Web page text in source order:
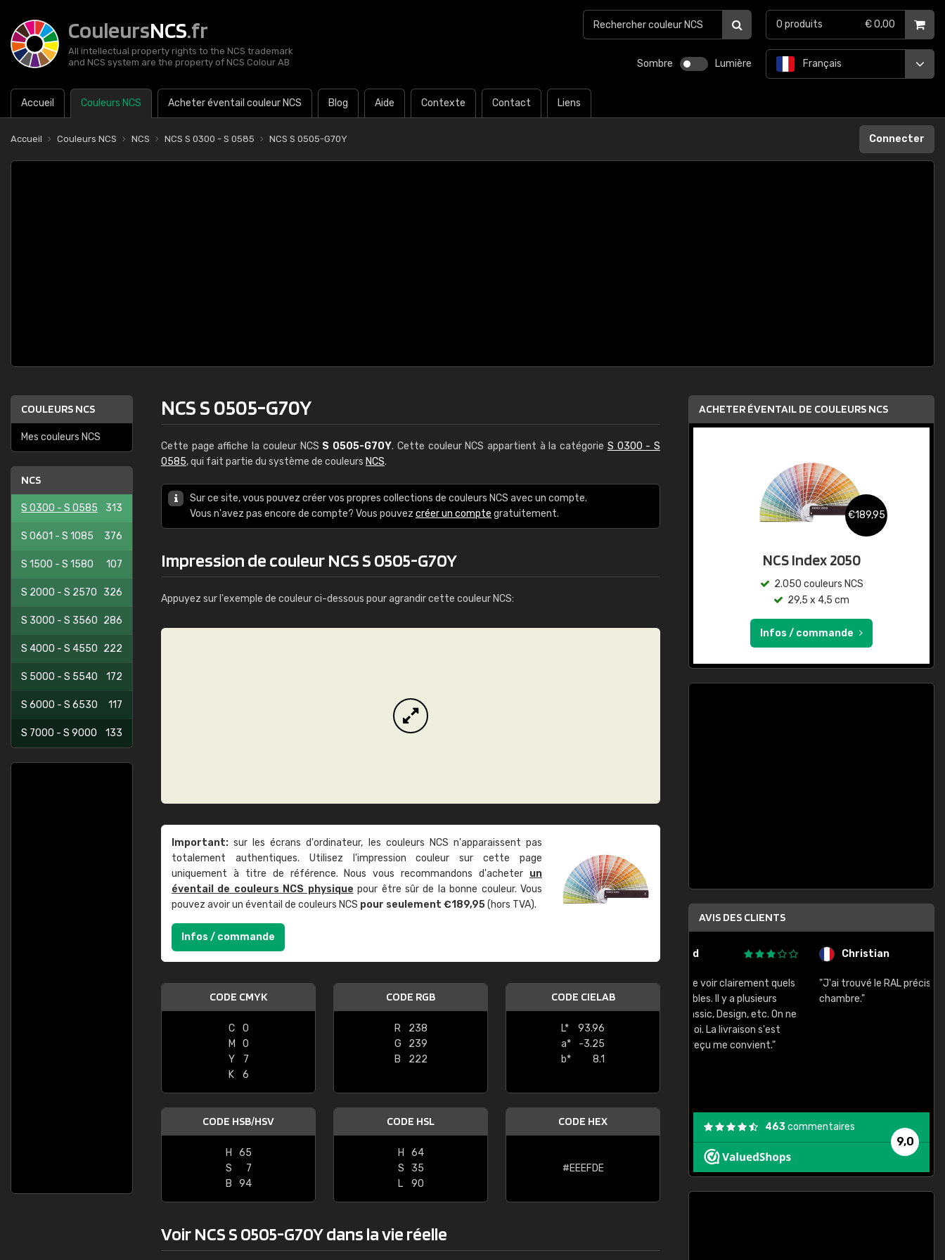
CouleursNCS.fr
All intellectual property rights to the NCS trademark
and NCS system are the property of NCS Colour AB
Sombre Lumière
Accueil Couleurs NCS Acheter éventail couleur NCS Blog Aide Contexte Contact Liens
Français
0 produits € 0,00
Accueil Couleurs NCS NCS NCS S 0300 - S 0585 NCS S 0505-G70Y Connecter
COULEURS NCS
Mes couleurs NCS
NCS
S 0300 - S 0585 313
S 0601 - S 1085 376
S 1500 - S 1580 107
S 2000 - S 2570 326
S 3000 - S 3560 286
S 4000 - S 4550 222
S 5000 - S 5540 172
S 6000 - S 6530 117
S 7000 - S 9000 133
NCS S 0505-G70Y
Cette page affiche la couleur NCS S 0505-G70Y. Cette couleur NCS appartient à la catégorie S 0300 - S
0585, qui fait partie du système de couleurs NCS.
Sur ce site, vous pouvez créer vos propres collections de couleurs NCS avec un compte.
Vous n'avez pas encore de compte? Vous pouvez créer un compte gratuitement.
Impression de couleur NCS S 0505-G70Y
Appuyez sur l'exemple de couleur ci-dessous pour agrandir cette couleur NCS:
Important: sur les écrans d'ordinateur, les couleurs NCS n'apparaissent pas
totalement authentiques. Utilisez l'impression couleur sur cette page
uniquement à titre de référence. Nous vous recommandons d'acheter un
éventail de couleurs NCS physique pour être sûr de la bonne couleur. Vous
pouvez avoir un éventail de couleurs NCS pour seulement €189,95(hors TVA).
Infos / commande
CODE CMYK
C
0
M
0
Y
7
K
6
CODE RGB
R
238
G
239
B
222
CODE CIELAB
L*
93.96
a*
-3.25
b*
8.1
CODE HSB/HSV
H
65
S
7
B
94
CODE HSL
H
64
S
35
L
90
CODE HEX
#EEEFDE
Voir NCS S 0505-G70Y dans la vie réelle
ACHETER ÉVENTAIL DE COULEURS NCS
€189,95
NCS Index 2050
2.050 couleurs NCS
29,5 x 4,5 cm
Infos / commande
AVIS DES CLIENTS
"Le site ne permet pas de voir clairement quels
sont les produits disponibles. Il y a plusieurs
palettes de couleurs: Classic, Design, etc. On ne
comprend pas qui est quoi. La livraison s'est
bien passé et le produit reçu me convient."
Christian
"J'ai trouvé le RAL précis pour le ton de ma
chambre."
9,0
463commentaires